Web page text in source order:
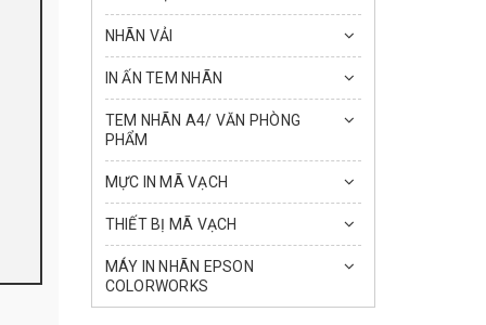
NHÃN VẢI
IN ẤN TEM NHÃN
TEM NHÃN A4/ VĂN PHÒNG
PHẨM
MỰC IN MÃ VẠCH
THIẾT BỊ MÃ VẠCH
MÁY IN NHÃN EPSON
COLORWORKS